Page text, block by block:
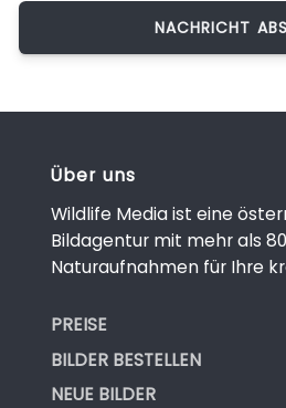
Über uns
Wildlife Media ist eine
Bildagentur mit mehr als
Naturaufnahmen für Ihre
PREISE
BILDER BESTELLEN
NEUE BILDER